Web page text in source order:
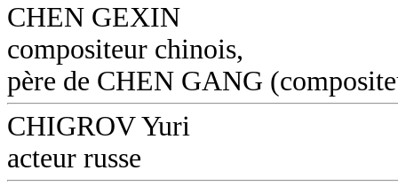
CHEN GEXIN
compositeur chinois,
père de CHEN GANG
CHIGROV Yuri
acteur russe